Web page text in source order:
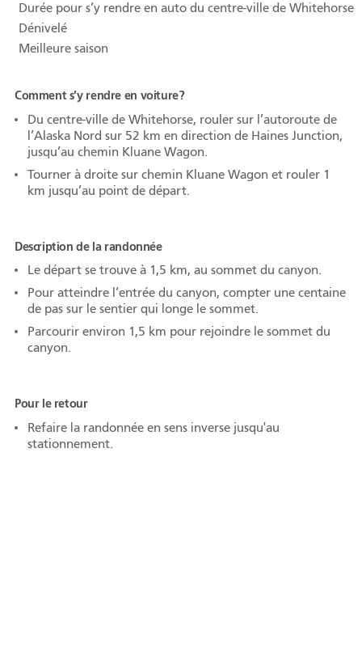
Justice
Arts et culture
Jeunesse
50 ans +
Soutien à domicile
Tourisme
Durée pour s’y rendre en auto du centre-ville de Whitehorse
Dénivelé
Meilleure saison
Comment s’y rendre en voiture?
Du centre-ville de Whitehorse, rouler sur l’autoroute de
l’Alaska Nord sur 52 km en direction de Haines Junction,
jusqu’au chemin Kluane Wagon.
Tourner à droite sur chemin Kluane Wagon et rouler 1
km jusqu’au point de départ.
Description de la randonnée
Le départ se trouve à 1,5 km, au sommet du canyon.
Pour atteindre l’entrée du canyon, compter une centaine
de pas sur le sentier qui longe le sommet.
Parcourir environ 1,5 km pour rejoindre le sommet du
canyon.
Pour le retour
Refaire la randonnée en sens inverse jusqu'au
stationnement.